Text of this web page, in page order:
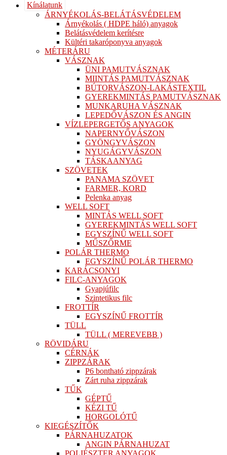
Kínálatunk
ÁRNYÉKOLÁS-BELÁTÁSVÉDELEM
Árnyékolás ( HDPE háló) anyagok
Belátásvédelem kerítésre
Kültéri takaróponyva anyagok
MÉTERÁRU
VÁSZNAK
ÜNI PAMUTVÁSZNAK
MIINTÁS PAMUTVÁSZNAK
BÚTORVÁSZON-LAKÁSTEXTIL
GYEREKMINTÁS PAMUTVÁSZNAK
MUNKARUHA VÁSZNAK
LEPEDŐVÁSZON ÉS ANGIN
VÍZLEPERGETŐS ANYAGOK
NAPERNYŐVÁSZON
GYÖNGYVÁSZON
NYUGÁGYVÁSZON
TÁSKAANYAG
SZÖVETEK
PANAMA SZÖVET
FARMER, KORD
Pelenka anyag
WELL SOFT
MINTÁS WELL SOFT
GYEREKMINTÁS WELL SOFT
EGYSZÍNŰ WELL SOFT
MŰSZŐRME
POLÁR THERMO
EGYSZÍNŰ POLÁR THERMO
KARÁCSONYI
FILC-ANYAGOK
Gyapjúfilc
Szintetikus filc
FROTTÍR
EGYSZÍNŰ FROTTÍR
TÜLL
TÜLL ( MEREVEBB )
RÖVIDÁRU
CÉRNÁK
ZIPPZÁRAK
P6 bontható zippzárak
Zárt ruha zippzárak
TŰK
GÉPTŰ
KÉZI TŰ
HORGOLÓTŰ
KIEGÉSZÍTŐK
PÁRNAHUZATOK
ANGIN PÁRNAHUZAT
POLIÉSZTER ANYAGOK